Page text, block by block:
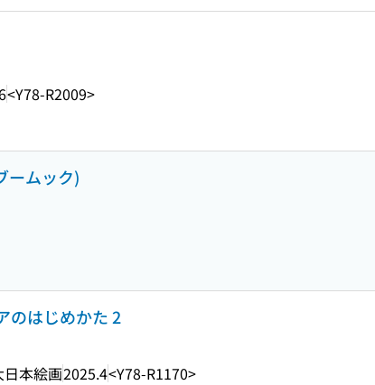
<Y78-R2009>
ームック)
のはじめかた 2
日本絵画2025.4<Y78-R1170>